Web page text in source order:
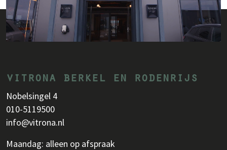
vitrona berkel en rodenrijs
Nobelsingel 4
010-5119500
info@vitrona.nl
Maandag: alleen op afspraak